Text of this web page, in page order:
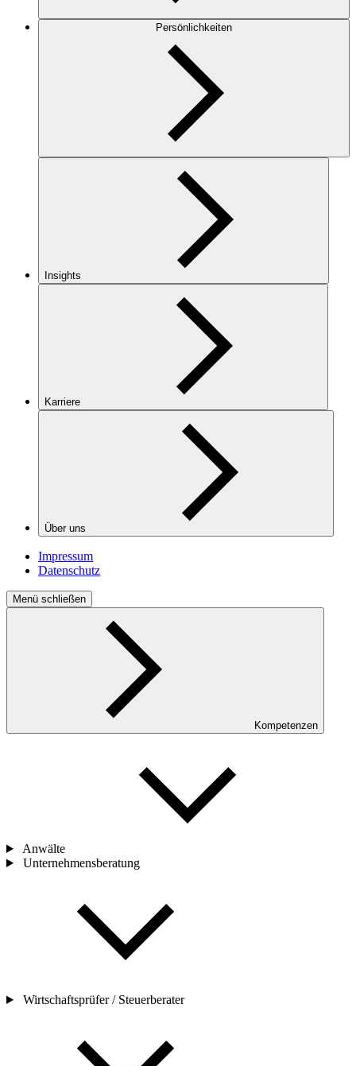
Persönlichkeiten
Insights
Karriere
Über uns
Impressum
Datenschutz
Menü schließen
Kompetenzen
Anwälte
Unternehmensberatung
Wirtschaftsprüfer / Steuerberater